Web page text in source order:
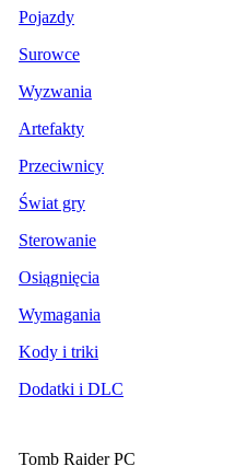
Pojazdy
Surowce
Wyzwania
Artefakty
Przeciwnicy
Świat gry
Sterowanie
Osiągnięcia
Wymagania
Kody i triki
Dodatki i DLC
Tomb Raider PC